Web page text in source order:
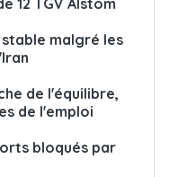
malgré les
de l'équilibre,
de l'emploi
bloqués par